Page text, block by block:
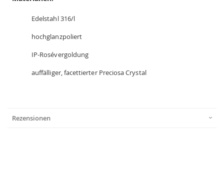
Edelstahl 316/l
hochglanzpoliert
IP-Rosévergoldung
auffälliger, facettierter Preciosa Crystal
Rezensionen